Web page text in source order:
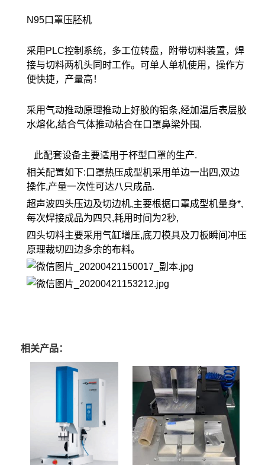
N95口罩压胚机
采用PLC控制系统，多工位转盘，附带切料装置，焊
接与切料两机头同时工作。可单人单机使用，操作方
便快捷，产量高！
采用气动推动原理推动上好胶的铝条,经加温后表层胶
水熔化,结合气体推动粘合在口罩鼻梁外围.
此配套设备主要适用于杯型口罩的生产.
相关配置如下:口罩热压成型机采用单边一出四,双边
操作,产量一次性可达八只成品.
超声波四头压边及切边机,主要根据口罩成型机量身*,
每次焊接成品为四只,耗用时间为2秒,
四头切料主要采用气缸增压,底刀模具及刀板瞬间冲压
原理裁切四边多余的布料。
相关产品：